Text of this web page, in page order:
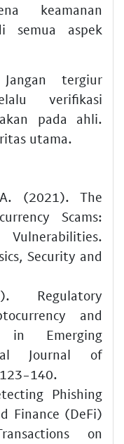
keamanan
semua aspek
tergiur
verifikasi
pada ahli.
utama.
(2021). The
Scams:
Vulnerabilities.
Security and
Regulatory
and
in Emerging
Journal of
140.
Phishing
Finance (DeFi)
on